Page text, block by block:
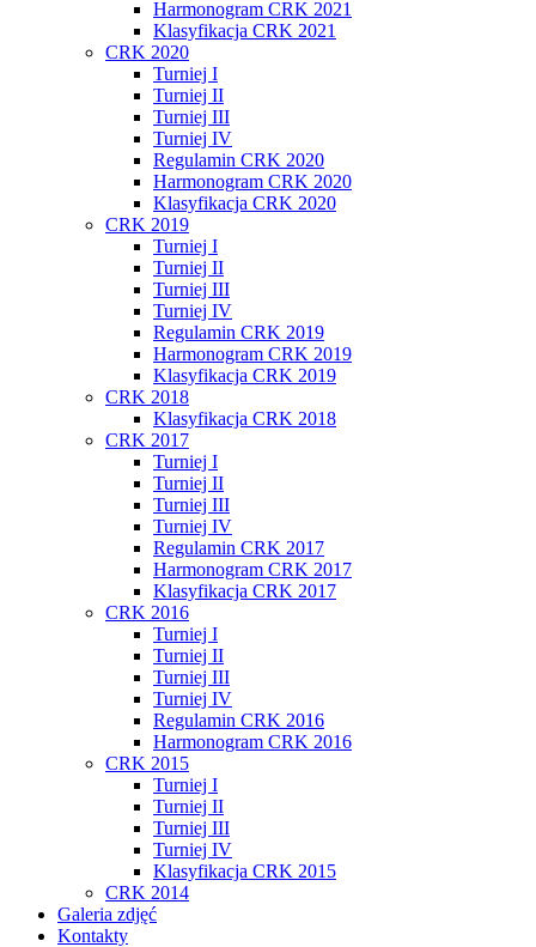
Harmonogram CRK 2021
Klasyfikacja CRK 2021
CRK 2020
Turniej I
Turniej II
Turniej III
Turniej IV
Regulamin CRK 2020
Harmonogram CRK 2020
Klasyfikacja CRK 2020
CRK 2019
Turniej I
Turniej II
Turniej III
Turniej IV
Regulamin CRK 2019
Harmonogram CRK 2019
Klasyfikacja CRK 2019
CRK 2018
Klasyfikacja CRK 2018
CRK 2017
Turniej I
Turniej II
Turniej III
Turniej IV
Regulamin CRK 2017
Harmonogram CRK 2017
Klasyfikacja CRK 2017
CRK 2016
Turniej I
Turniej II
Turniej III
Turniej IV
Regulamin CRK 2016
Harmonogram CRK 2016
CRK 2015
Turniej I
Turniej II
Turniej III
Turniej IV
Klasyfikacja CRK 2015
CRK 2014
Galeria zdjęć
Kontakty